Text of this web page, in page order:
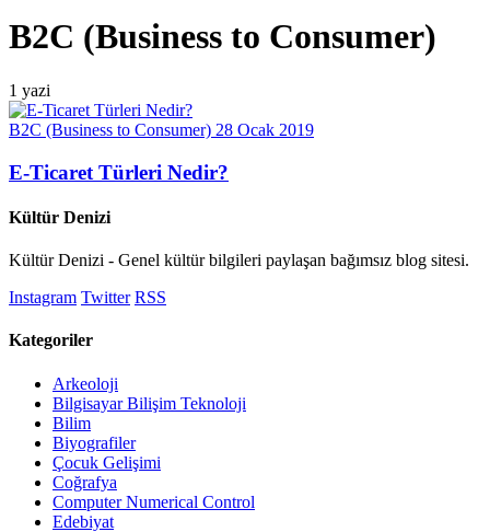
B2C (Business to Consumer)
1 yazi
B2C (Business to Consumer) 28 Ocak 2019
E-Ticaret Türleri Nedir?
Kültür Denizi
Kültür Denizi - Genel kültür bilgileri paylaşan bağımsız blog sitesi.
Instagram Twitter RSS
Kategoriler
Arkeoloji
Bilgisayar Bilişim Teknoloji
Bilim
Biyografiler
Çocuk Gelişimi
Coğrafya
Computer Numerical Control
Edebiyat